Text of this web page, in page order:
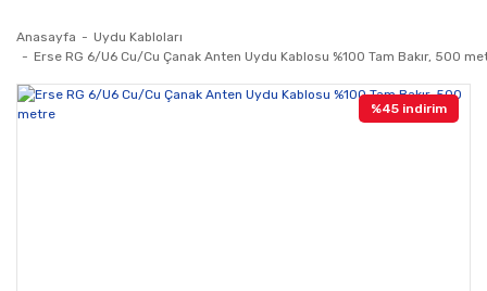
Anasayfa
Uydu Kabloları
Erse RG 6/U6 Cu/Cu Çanak Anten Uydu Kablosu %100 Tam Bakır, 500
%45 indirim